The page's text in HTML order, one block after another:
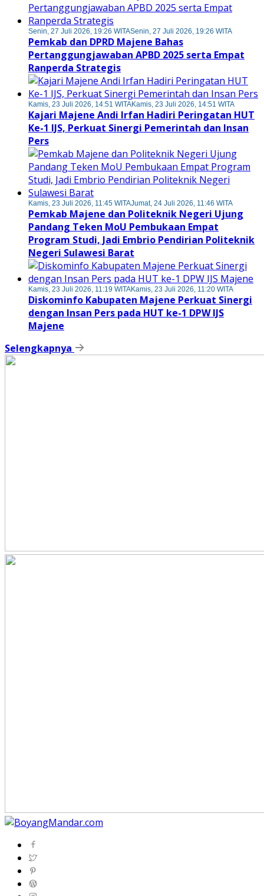
Senin, 27 Juli 2026, 19:26 WITASenin, 27 Juli 2026, 19:26 WITA
Pemkab dan DPRD Majene Bahas
Pertanggungjawaban APBD 2025 serta Empat
Ranperda Strategis
Kamis, 23 Juli 2026, 14:51 WITAKamis, 23 Juli 2026, 14:51 WITA
Kajari Majene Andi Irfan Hadiri Peringatan HUT
Ke-1 IJS, Perkuat Sinergi Pemerintah dan Insan
Pers
Kamis, 23 Juli 2026, 11:45 WITAJumat, 24 Juli 2026, 11:46 WITA
Pemkab Majene dan Politeknik Negeri Ujung
Pandang Teken MoU Pembukaan Empat
Program Studi, Jadi Embrio Pendirian Politeknik
Negeri Sulawesi Barat
Kamis, 23 Juli 2026, 11:19 WITAKamis, 23 Juli 2026, 11:20 WITA
Diskominfo Kabupaten Majene Perkuat Sinergi
dengan Insan Pers pada HUT ke-1 DPW IJS
Majene
Selengkapnya